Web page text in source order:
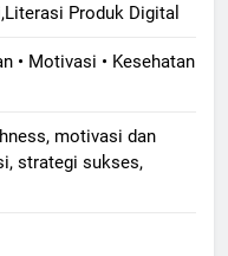
Produk Digital
• Motivasi • Kesehatan
motivasi dan
strategi sukses,